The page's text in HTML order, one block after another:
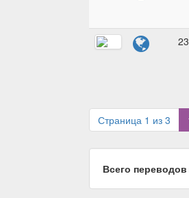
Страница 1 из 3
Всего